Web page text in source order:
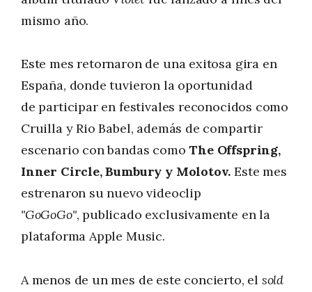
mismo año.
Este mes retornaron de una exitosa gira en
España, donde tuvieron la oportunidad
de participar en festivales reconocidos como
Cruilla y Rio Babel, además de compartir
escenario con bandas comoThe Offspring,
Inner Circle, Bumbury y Molotov.Este mes
estrenaron su nuevo videoclip
"GoGoGo", publicado exclusivamente en la
plataforma Apple Music.
A menos de un mes de este concierto, el sold